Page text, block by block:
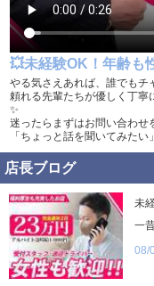
研修あり
こだわり
未経験可
女性歓迎
大学生歓迎
即日勤務可
学歴不問
幹部候補
💥未経験OK！年齢も
やる気さえあれば、誰でもチ
頼れる先輩たちが優しく丁寧
✨
迷ったらまずはお問い合わせ
「ちょっと話を聞いてみた
店長ブログ
未
08/